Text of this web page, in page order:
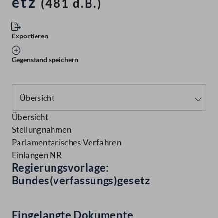
(481 d.B.)
Exportieren
Gegenstand speichern
Übersicht
Stellungnahmen
Parlamentarisches Verfahren
Einlangen NR
Regierungsvorlage:
Bundes(verfassungs)gesetz
Eingelangte Dokumente